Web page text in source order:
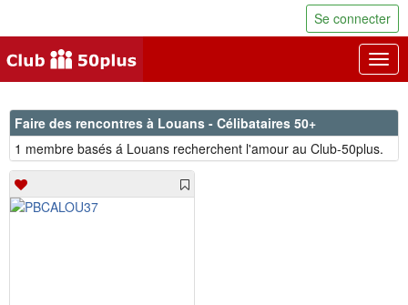
Se connecter
Faire des rencontres à Louans - Célibataires 50+
1 membre basés á Louans recherchent l'amour au Club-50plus.